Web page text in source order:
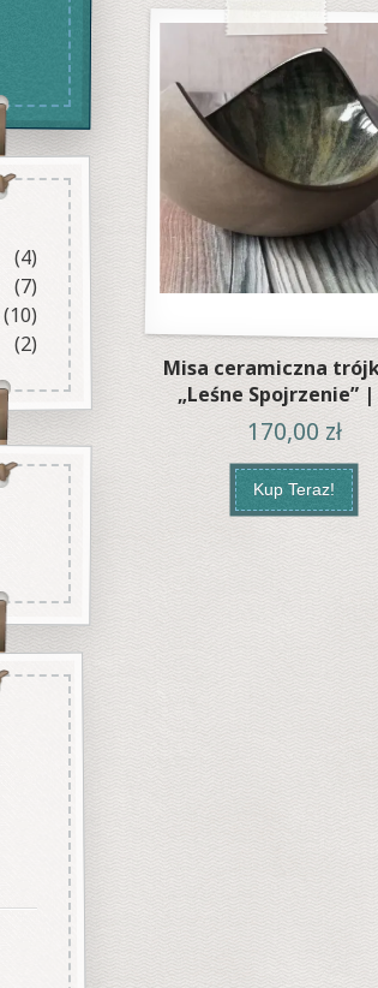
Misa ceramiczna
„Leśne Spojrzenie” |
170,00 zł
Kup Teraz!
(4)
(7)
(10)
(2)